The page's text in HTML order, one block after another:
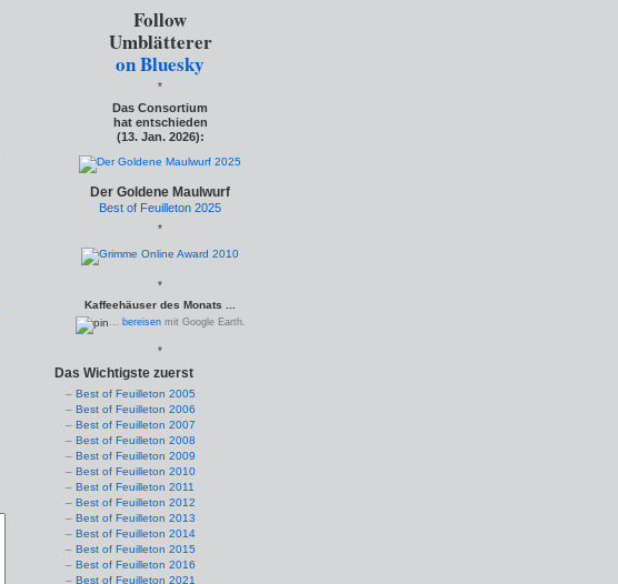
Follow
Umblätterer
on Bluesky
*
Das Consortium
hat entschieden
(13. Jan. 2026):
Der Goldene Maulwurf
Best of Feuilleton 2025
*
*
Kaffeehäuser des Monats ...
... bereisenmit Google Earth.
*
Das Wichtigste zuerst
Best of Feuilleton 2005
Best of Feuilleton 2006
Best of Feuilleton 2007
Best of Feuilleton 2008
Best of Feuilleton 2009
Best of Feuilleton 2010
Best of Feuilleton 2011
Best of Feuilleton 2012
Best of Feuilleton 2013
Best of Feuilleton 2014
Best of Feuilleton 2015
Best of Feuilleton 2016
Best of Feuilleton 2021